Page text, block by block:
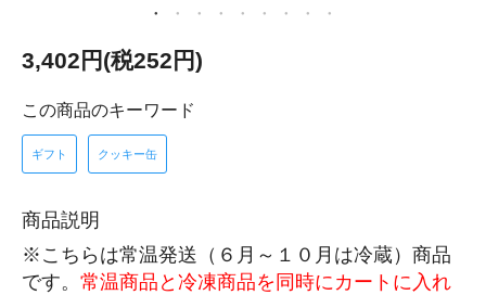
3,402円(税252円)
この商品のキーワード
ギフト クッキー缶
商品説明
※こちらは常温発送（６月～１０月は冷蔵）商品
です。 常温商品と冷凍商品を同時にカートに入れ